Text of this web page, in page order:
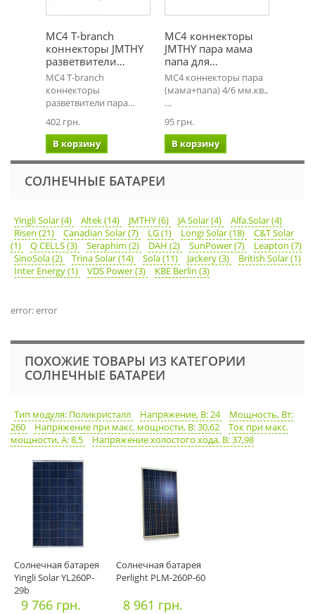
MC4 T-branch
коннекторы JMTHY
разветвители…
MC4 T-branch
коннекторы
разветвители пара…
402 грн.
В корзину
MC4 коннекторы
JMTHY пара мама
папа для…
MC4 коннекторы пара
(мама+папа) 4/6 мм.кв.,
…
95 грн.
В корзину
СОЛНЕЧНЫЕ БАТАРЕИ
Yingli Solar (4) Altek (14) JMTHY (6) JA Solar (4)
Alfa.Solar (4)
Risen (21)
Canadian Solar (7) LG (1) Longi Solar (18)
C&T Solar
(1)
Q CELLS (3) Seraphim (2) DAH (2) SunPower (7)
Leapton (7)
SinoSola (2)
Trina Solar (14) Sola (11) Jackery (3)
British Solar (1)
Inter Energy (1)
VDS Power (3) KBE Berlin (3)
error: error
ПОХОЖИЕ ТОВАРЫ ИЗ КАТЕГОРИИ
СОЛНЕЧНЫЕ БАТАРЕИ
Тип модуля: Поликристалл Напряжение, В: 24
Мощность, Вт:
260
Напряжение при макс. мощности, В: 30,62
Ток при макс.
мощности, А: 8,5
Напряжение холостого хода, В: 37,98
Солнечная батарея
Yingli Solar YL260P-
29b
9 766 грн.
Солнечная батарея
Perlight PLM-260P-60
8 961 грн.